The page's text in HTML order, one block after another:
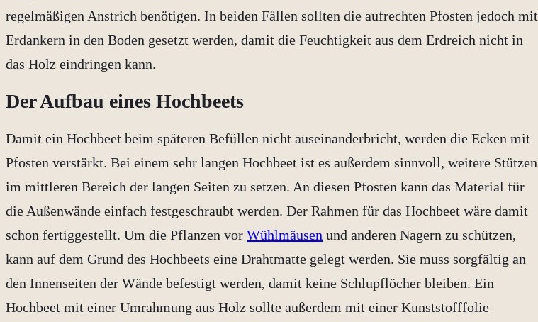
regelmäßigen Anstrich benötigen. In beiden Fällen sollten die aufrechten Pfosten jedoch mit
Erdankern in den Boden gesetzt werden, damit die Feuchtigkeit aus dem Erdreich nicht in
das Holz eindringen kann.
Der Aufbau eines Hochbeets
Damit ein Hochbeet beim späteren Befüllen nicht auseinanderbricht, werden die Ecken mit
Pfosten verstärkt. Bei einem sehr langen Hochbeet ist es außerdem sinnvoll, weitere Stützen
im mittleren Bereich der langen Seiten zu setzen. An diesen Pfosten kann das Material für
die Außenwände einfach festgeschraubt werden. Der Rahmen für das Hochbeet wäre damit
schon fertiggestellt. Um die Pflanzen vor Wühlmäusen und anderen Nagern zu schützen,
kann auf dem Grund des Hochbeets eine Drahtmatte gelegt werden. Sie muss sorgfältig an
den Innenseiten der Wände befestigt werden, damit keine Schlupflöcher bleiben. Ein
Hochbeet mit einer Umrahmung aus Holz sollte außerdem mit einer Kunststofffolie